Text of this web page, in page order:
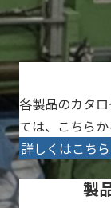
各製品のカタ
ては、こちら
詳しくはこちら
製